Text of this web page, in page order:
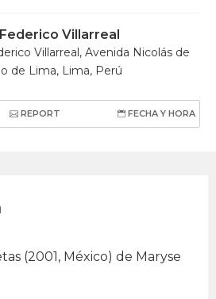
Villarreal
Villarreal, Avenida Nicolás de
de Lima, Lima, Perú
REPORT FECHA Y HORA
(2001, México) de Maryse